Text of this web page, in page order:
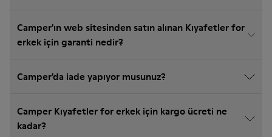
Camper'ın web sitesinden satın alınan Kıyafetler for
erkek için garanti nedir?
Camper'da iade yapıyor musunuz?
Camper Kıyafetler for erkek için kargo ücreti ne
kadar?